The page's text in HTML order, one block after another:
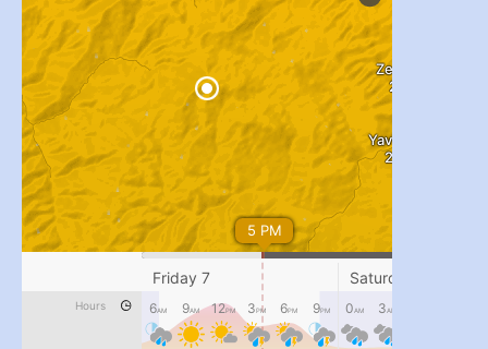
#PipIvanToday...